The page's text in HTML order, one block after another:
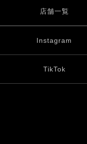
店舗一覧
Instagram
TikTok